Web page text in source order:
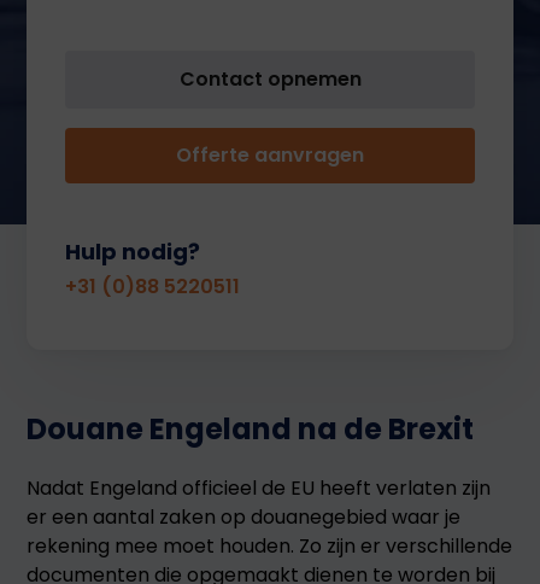
Contact opnemen
Offerte aanvragen
Hulp nodig?
+31 (0)88 5220511
Douane Engeland na de Brexit
Nadat Engeland officieel de EU heeft verlaten zijn
er een aantal zaken op douanegebied waar je
rekening mee moet houden. Zo zijn er verschillende
documenten die opgemaakt dienen te worden bij